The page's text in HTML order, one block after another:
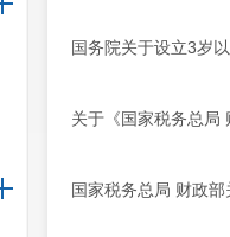
国务院关于设立3岁
关于《国家税务总局
国家税务总局 财政